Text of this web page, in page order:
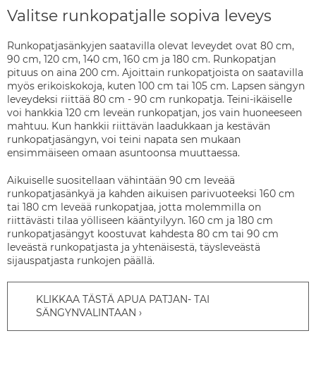
Valitse runkopatjalle sopiva leveys
Runkopatjasänkyjen saatavilla olevat leveydet ovat 80 cm,
90 cm, 120 cm, 140 cm, 160 cm ja 180 cm. Runkopatjan
pituus on aina 200 cm. Ajoittain runkopatjoista on saatavilla
myös erikoiskokoja, kuten 100 cm tai 105 cm. Lapsen sängyn
leveydeksi riittää 80 cm - 90 cm runkopatja. Teini-ikäiselle
voi hankkia 120 cm leveän runkopatjan, jos vain huoneeseen
mahtuu. Kun hankkii riittävän laadukkaan ja kestävän
runkopatjasängyn, voi teini napata sen mukaan
ensimmäiseen omaan asuntoonsa muuttaessa.
Aikuiselle suositellaan vähintään 90 cm leveää
runkopatjasänkyä ja kahden aikuisen parivuoteeksi 160 cm
tai 180 cm leveää runkopatjaa, jotta molemmilla on
riittävästi tilaa yölliseen kääntyilyyn. 160 cm ja 180 cm
runkopatjasängyt koostuvat kahdesta 80 cm tai 90 cm
leveästä runkopatjasta ja yhtenäisestä, täysleveästä
sijauspatjasta runkojen päällä.
KLIKKAA TÄSTÄ APUA PATJAN- TAI
SÄNGYNVALINTAAN